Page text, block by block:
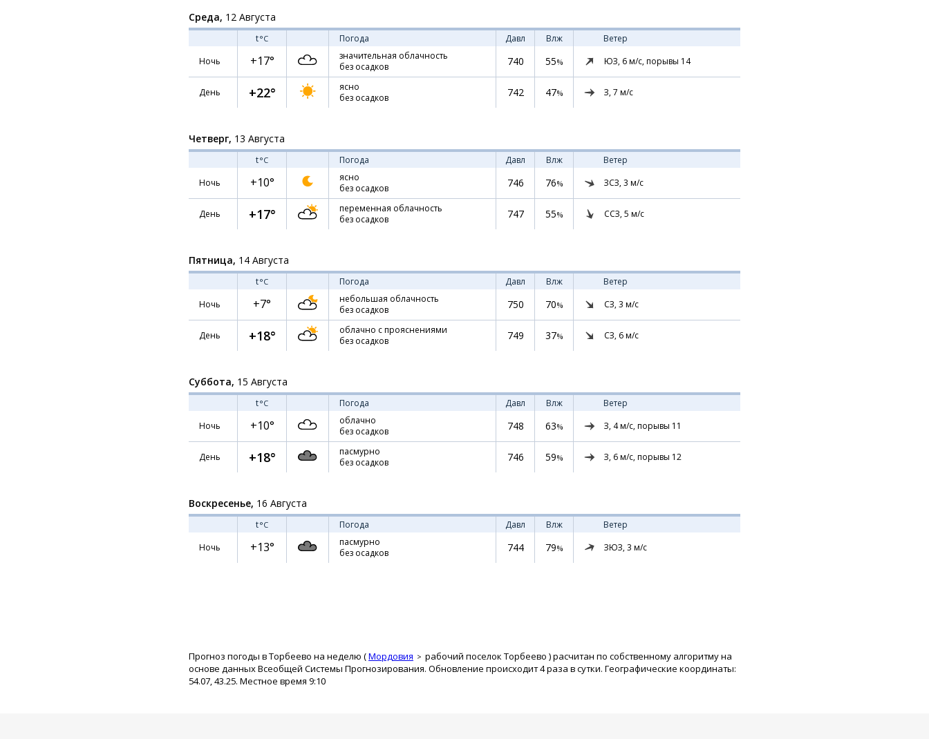
Среда, 12 Августа
t°C Погода Давл Влж
Ветер
Ночь
+17°
значительная облачность
без осадков
740 55% ЮЗ, 6м/с, порывы 14
День +22°
ясно
без осадков
742 47% З, 7 м/с
Четверг, 13 Августа
t°C Погода Давл Влж
Ветер
Ночь
+10°
ясно
без осадков
746 76% ЗСЗ, 3 м/с
День +17°
переменная облачность
без осадков
747 55% ССЗ, 5 м/с
Пятница, 14 Августа
t°C Погода Давл Влж
Ветер
Ночь
+7°
небольшая облачность
без осадков
750 70% СЗ, 3 м/с
День +18°
облачно с прояснениями
без осадков
749 37% СЗ, 6м/с
Суббота, 15 Августа
t°C Погода Давл Влж
Ветер
Ночь
+10°
облачно
без осадков
748 63% З, 4м/с, порывы 11
День +18°
пасмурно
без осадков
746 59% З, 6м/с, порывы 12
Воскресенье, 16 Августа
t°C Погода Давл Влж
Ветер
Ночь
+13°
пасмурно
без осадков
744 79% ЗЮЗ, 3 м/с
Прогноз погоды в Торбеево на неделю (Мордовия рабочий поселок Торбеево ) расчитан по собственному алгоритму на
основе данных Всеобщей Системы Прогнозирования. Обновление происходит 4 раза в сутки. Географические координаты:
54.07, 43.25. Местное время 9:10